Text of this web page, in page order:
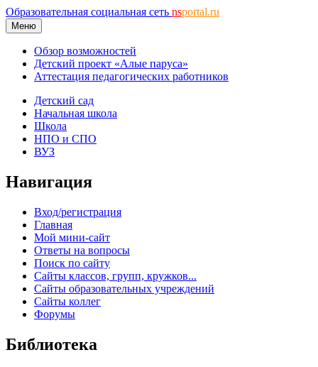
Образовательная социальная сеть nsportal.ru
Меню
Обзор возможностей
Детский проект «Алые паруса»
Аттестация педагогических работников
Детский сад
Начальная школа
Школа
НПО и СПО
ВУЗ
Навигация
Вход/регистрация
Главная
Мой мини-сайт
Ответы на вопросы
Поиск по сайту
Сайты классов, групп, кружков...
Сайты образовательных учреждений
Сайты коллег
Форумы
Библиотека